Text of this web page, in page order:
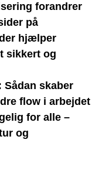
forandrer
på
hjælper
sikkert og
Sådan skaber
flow i arbejdet
for alle –
og